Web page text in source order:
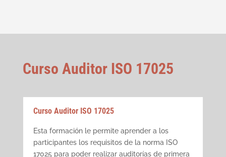
Curso Auditor ISO 17025
Curso Auditor ISO 17025
Esta formación le permite aprender a los
participantes los requisitos de la norma ISO
17025 para poder realizar auditorías de primera